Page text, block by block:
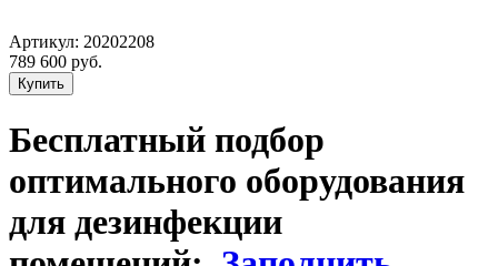
Артикул: 20202208
789 600 руб.
Купить
Бесплатный подбор
оптимального оборудования
для дезинфекции